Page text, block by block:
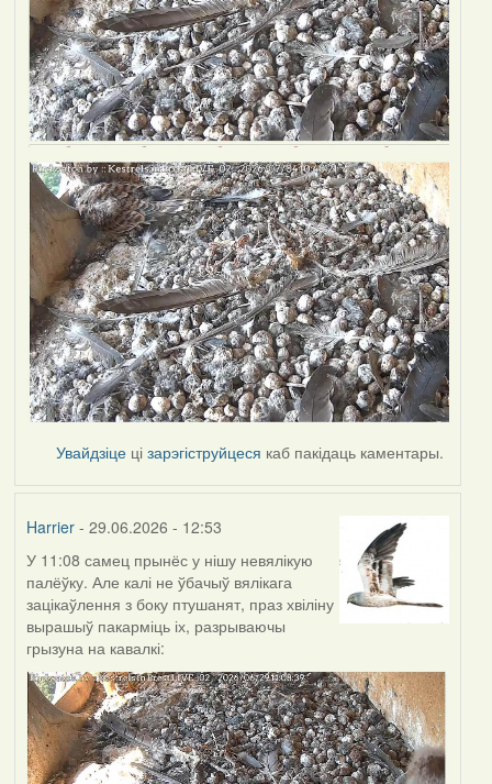
Увайдзіце цізарэгіструйцеся каб пакідаць каментары.
Harrier- 29.06.2026 - 12:53
У 11:08 самец прынёс у нішу невялікую
палёўку. Але калі не ўбачыў вялікага
зацікаўлення з боку птушанят, праз хвіліну
вырашыў пакарміць іх, разрываючы
грызуна на кавалкі: